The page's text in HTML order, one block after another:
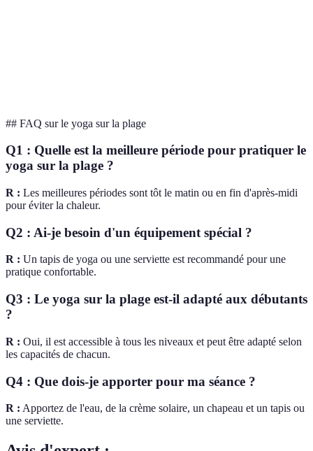
## FAQ sur le yoga sur la plage
Q1 : Quelle est la meilleure période pour pratiquer le
yoga sur la plage ?
R : Les meilleures périodes sont tôt le matin ou en fin d'après-midi
pour éviter la chaleur.
Q2 : Ai-je besoin d'un équipement spécial ?
R : Un tapis de yoga ou une serviette est recommandé pour une
pratique confortable.
Q3 : Le yoga sur la plage est-il adapté aux débutants
?
R : Oui, il est accessible à tous les niveaux et peut être adapté selon
les capacités de chacun.
Q4 : Que dois-je apporter pour ma séance ?
R : Apportez de l'eau, de la crème solaire, un chapeau et un tapis ou
une serviette.